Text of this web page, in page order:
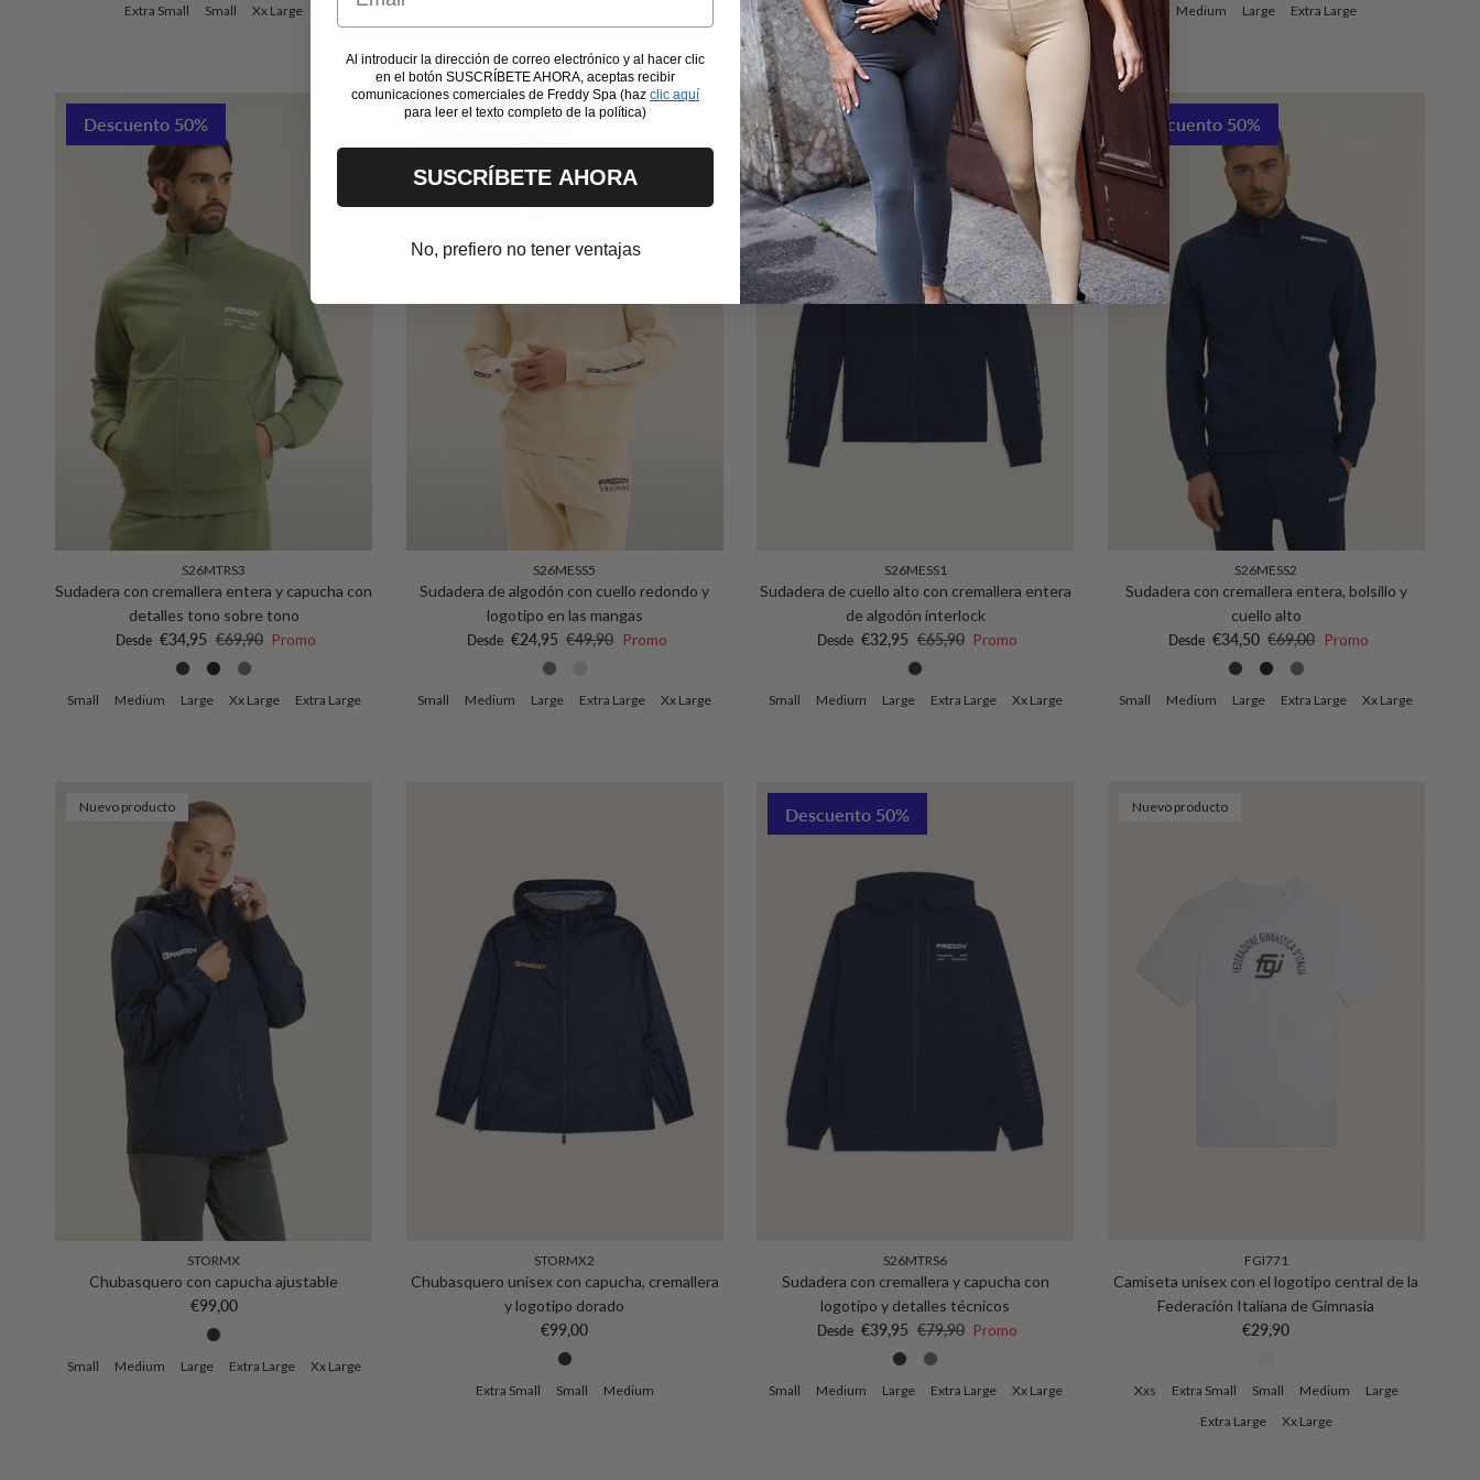
Extra Small Small Xx Large Medium Large Extra Large Xx Large Medium Large Extra Large
Descuento 50%
S26MTRS3
Sudadera con cremallera entera y capucha con
detalles tono sobre tono
Precio de venta
Desde €34,95 Precio normal
€69,90 Promo
Small Medium Large Xx Large Extra Large
Descuento 50%
S26MESS5
Sudadera de algodón con cuello redondo y
logotipo en las mangas
Precio de venta
Desde €24,95 Precio normal
€49,90 Promo
Small Medium Large Extra Large Xx Large
Descuento 50%
S26MESS1
Sudadera de cuello alto con cremallera entera
de algodón interlock
Precio de venta
Desde €32,95 Precio normal
€65,90 Promo
Small Medium Large Extra Large Xx Large
Descuento 50%
S26MESS2
Sudadera con cremallera entera, bolsillo y
cuello alto
Precio de venta
Desde €34,50 Precio normal
€69,00 Promo
Small Medium Large Extra Large Xx Large
Nuevo producto
STORMX
Chubasquero con capucha ajustable
Precio normal
€99,00
Small Medium Large Extra Large Xx Large
STORMX2
Chubasquero unisex con capucha, cremallera
y logotipo dorado
Precio normal
€99,00
Extra Small Small Medium
Descuento 50%
S26MTRS6
Sudadera con cremallera y capucha con
logotipo y detalles técnicos
Precio de venta
Desde €39,95 Precio normal
€79,90 Promo
Small Medium Large Extra Large Xx Large
Nuevo producto
FGI771
Camiseta unisex con el logotipo central de la
Federación Italiana de Gimnasia
Precio normal
€29,90
Xxs Extra Small Small Medium
Large
Extra Large
Xx Large
Al introducir la dirección de correo electrónico y al hacer clic
en el botón SUSCRÍBETE AHORA, aceptas recibir
comunicaciones comerciales de Freddy Spa (haz clic aquí
para leer el texto completo de la política)
SUSCRÍBETE AHORA
No, prefiero no tener ventajas